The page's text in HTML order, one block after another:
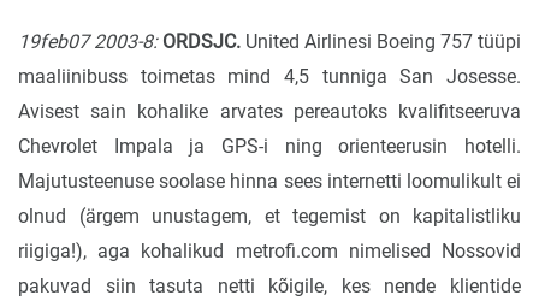
19feb07 2003-8: ORDSJC. United Airlinesi Boeing 757 tüüpi
maaliinibuss toimetas mind 4,5 tunniga San Josesse.
Avisest sain kohalike arvates pereautoks kvalifitseeruva
Chevrolet Impala ja GPS-i ning orienteerusin hotelli.
Majutusteenuse soolase hinna sees internetti loomulikult ei
olnud (ärgem unustagem, et tegemist on kapitalistliku
riigiga!), aga kohalikud metrofi.com nimelised Nossovid
pakuvad siin tasuta netti kõigile, kes nende klientide